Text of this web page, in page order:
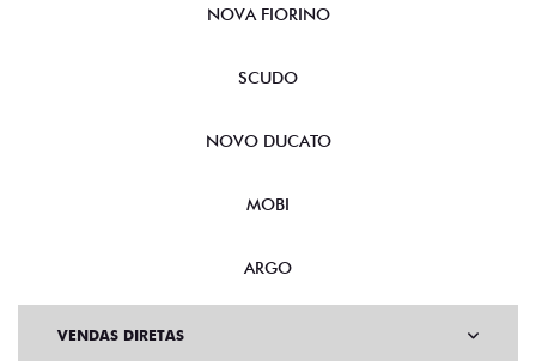
NOVA FIORINO
SCUDO
NOVO DUCATO
MOBI
ARGO
VENDAS DIRETAS